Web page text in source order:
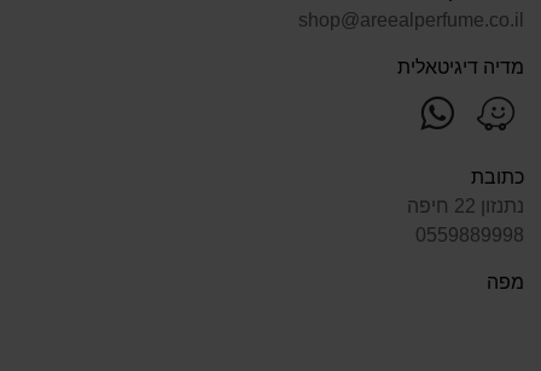
shop@areealperfume.co.il
מדיה דיגיטאלית
מצא
אותנו
כתובת
נתנזון 22 חיפה
0559889998
מפה